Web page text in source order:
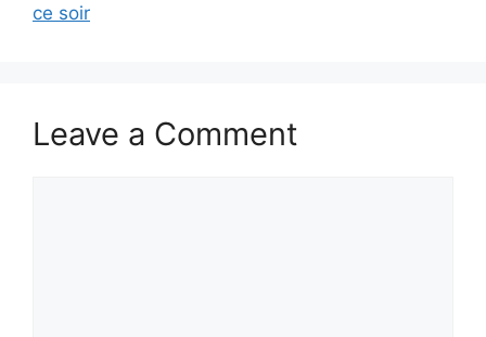
ce soir
Leave a Comment